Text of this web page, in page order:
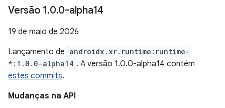
Versão 1.0.0-alpha14
19 de maio de 2026
Lançamento de androidx.xr.runtime:runtime-
*:1.0.0-alpha14 . A versão 1.0.0-alpha14 contém
estes commits.
Mudanças na API